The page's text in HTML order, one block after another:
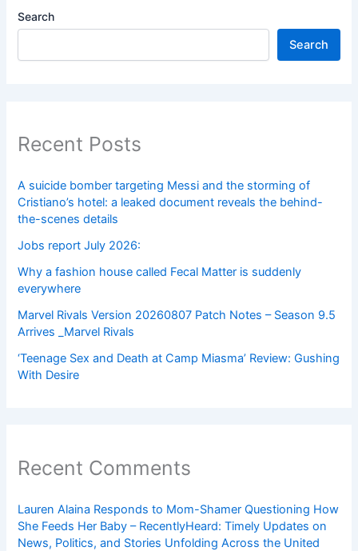
Search
Search
Recent Posts
A suicide bomber targeting Messi and the storming of
Cristiano’s hotel: a leaked document reveals the behind-
the-scenes details
Jobs report July 2026:
Why a fashion house called Fecal Matter is suddenly
everywhere
Marvel Rivals Version 20260807 Patch Notes – Season 9.5
Arrives _Marvel Rivals
‘Teenage Sex and Death at Camp Miasma’ Review: Gushing
With Desire
Recent Comments
Lauren Alaina Responds to Mom-Shamer Questioning How
She Feeds Her Baby – RecentlyHeard: Timely Updates on
News, Politics, and Stories Unfolding Across the United